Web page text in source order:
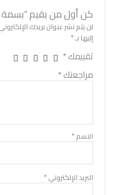
كن أول من يقيم “بسمة
لن يتم نشر عنوان بريدك
إليها بـ*
تقييمك*
مراجعتك*
الاسم*
البريد الإلكتروني*